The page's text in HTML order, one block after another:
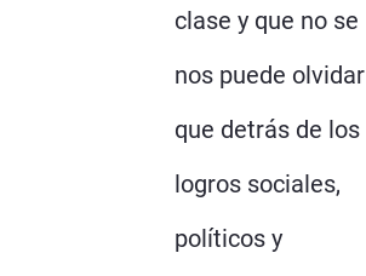
clase y que no se
nos puede olvidar
que detrás de los
logros sociales,
políticos y